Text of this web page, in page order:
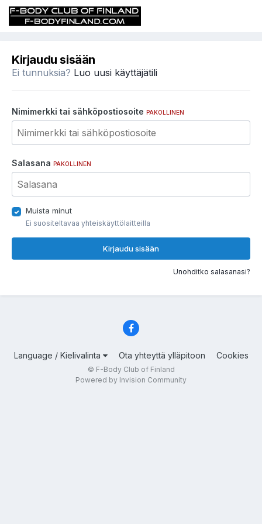
Kirjaudu sisään
Ei tunnuksia? Luo uusi käyttäjätili
Nimimerkki tai sähköpostiosoite PAKOLLINEN
Salasana PAKOLLINEN
Muista minut
Ei suositeltavaa yhteiskäyttölaitteilla
Kirjaudu sisään
Unohditko salasanasi?
Language / Kielivalinta Ota yhteyttä ylläpitoon Cookies
© F-Body Club of Finland
Powered by Invision Community